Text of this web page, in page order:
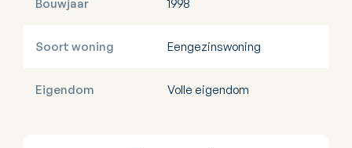
Bouwjaar 1998
Soort woning Eengezinswoning
Eigendom Volle eigendom